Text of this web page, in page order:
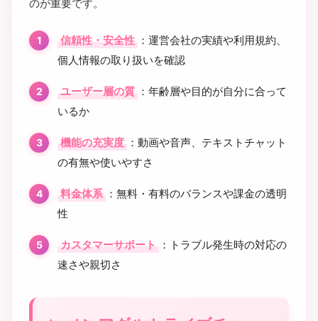
のが重要です。
信頼性・安全性 ：運営会社の実績や利用規約、
個人情報の取り扱いを確認
ユーザー層の質 ：年齢層や目的が自分に合って
いるか
機能の充実度 ：動画や音声、テキストチャット
の有無や使いやすさ
料金体系 ：無料・有料のバランスや課金の透明
性
カスタマーサポート ：トラブル発生時の対応の
速さや親切さ